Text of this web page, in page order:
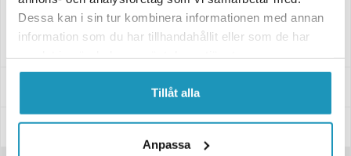
Dessa kan i sin tur kombinera informationen med annan
information som du har tillhandahållit eller som de har
Tillåt alla
Anpassa
Sitter monterad på spjällhus av märket KEIHIN
En smutsig eller trasig TPS Sensor kan orsaka hård eller ojämn
tomgång, plötsliga stopp eller överlag dålig gång
Specifikationer